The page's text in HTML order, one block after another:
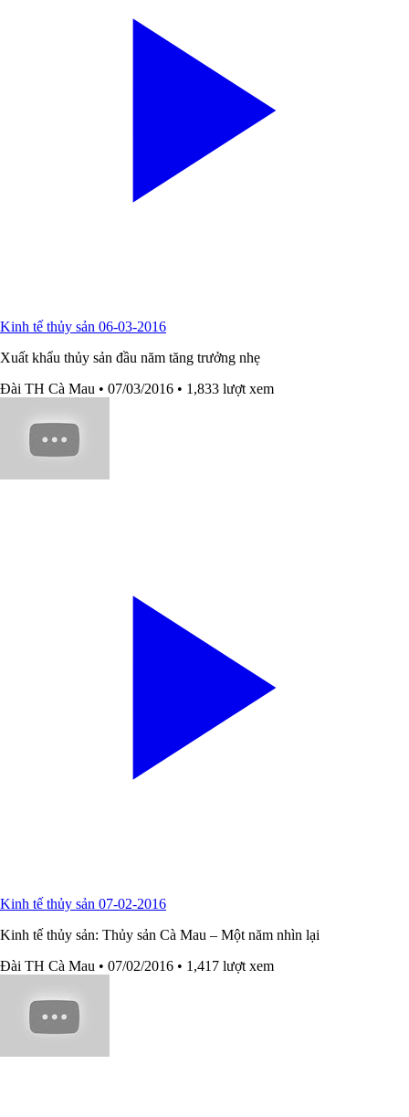
Kinh tế thủy sản 06-03-2016
Xuất khẩu thủy sản đầu năm tăng trưởng nhẹ
Đài TH Cà Mau • 07/03/2016 • 1,833 lượt xem
Kinh tế thủy sản 07-02-2016
Kinh tế thủy sản: Thủy sản Cà Mau – Một năm nhìn lại
Đài TH Cà Mau • 07/02/2016 • 1,417 lượt xem